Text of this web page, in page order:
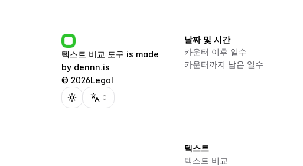
텍스트 비교 도구 is made
by dennn.is
© 2026Legal
Toggle theme
날짜 및 시간
카운터 이후 일수
카운터까지 남은 일수
텍스트
텍스트 비교